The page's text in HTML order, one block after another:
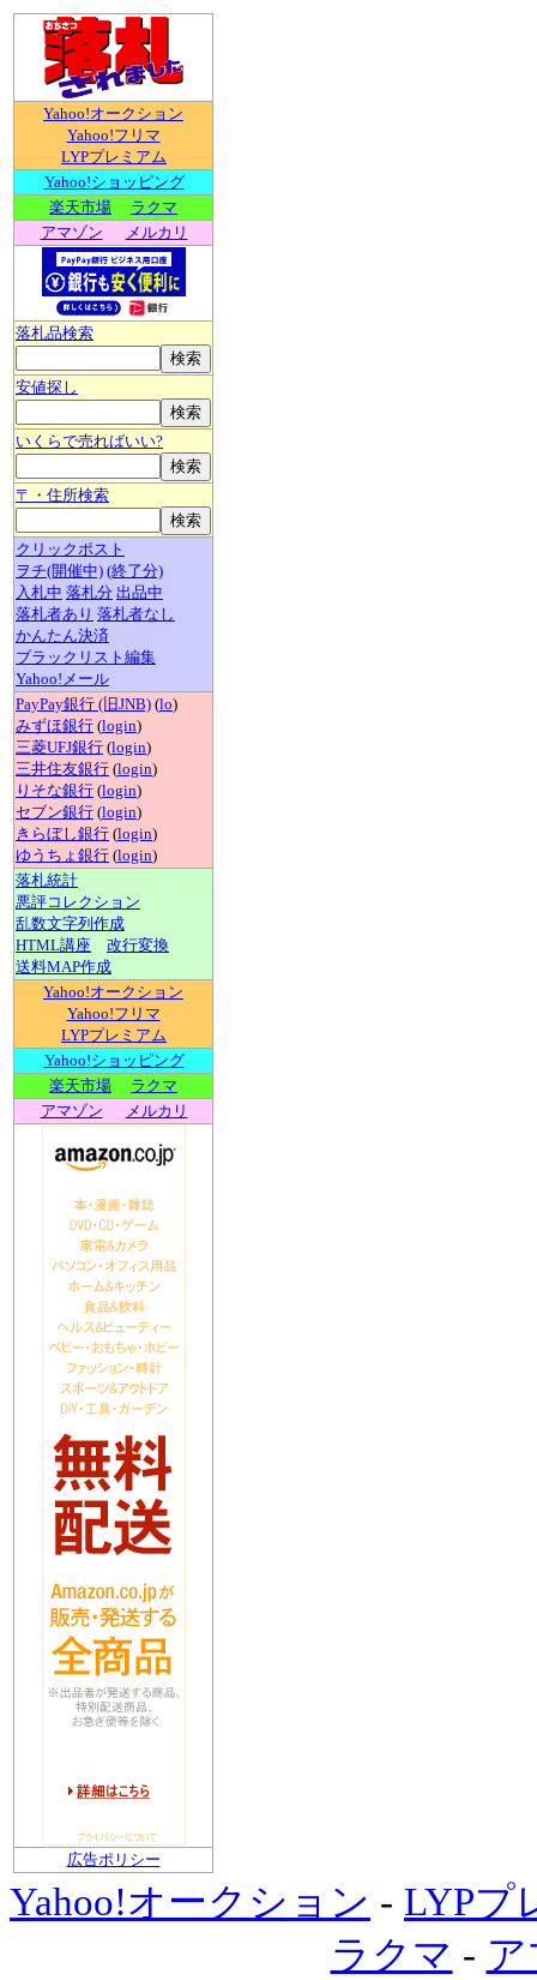
Yahoo!オークション
Yahoo!フリマ
LYPプレミアム
Yahoo!ショッピング
楽天市場
ラクマ
アマゾン
メルカリ
落札品検索
安値探し
いくらで売ればいい?
〒・住所検索
クリックポスト
ヲチ(開催中) (終了分)
入札中 落札分 出品中
落札者あり 落札者なし
かんたん決済
ブラックリスト編集
Yahoo!メール
PayPay銀行 (旧JNB) (lo)
みずほ銀行 (login)
三菱UFJ銀行 (login)
三井住友銀行 (login)
りそな銀行 (login)
セブン銀行 (login)
きらぼし銀行 (login)
ゆうちょ銀行 (login)
落札統計
悪評コレクション
乱数文字列作成
HTML講座
改行変換
送料MAP作成
Yahoo!オークション
Yahoo!フリマ
LYPプレミアム
Yahoo!ショッピング
楽天市場
ラクマ
アマゾン
メルカリ
広告ポリシー
Yahoo!オークション - LYPプ
ラクマ -